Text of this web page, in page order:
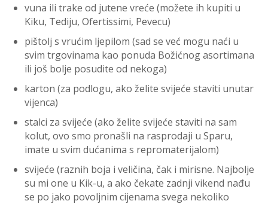
vuna ili trake od jutene vreće (možete ih kupiti u
Kiku, Tediju, Ofertissimi, Pevecu)
pištolj s vrućim ljepilom (sad se već mogu naći u
svim trgovinama kao ponuda Božićnog asortimana
ili još bolje posudite od nekoga)
karton (za podlogu, ako želite svijeće staviti unutar
vijenca)
stalci za svijeće (ako želite svijeće staviti na sam
kolut, ovo smo pronašli na rasprodaji u Sparu,
imate u svim dućanima s repromaterijalom)
svijeće (raznih boja i veličina, čak i mirisne. Najbolje
su mi one u Kik-u, a ako čekate zadnji vikend nađu
se po jako povoljnim cijenama svega nekoliko